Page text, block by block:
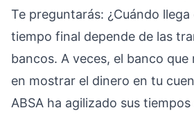
Te preguntarás: ¿Cuándo llega
tiempo final depende de las
bancos. A veces, el banco
en mostrar el dinero en tu
ABSA ha agilizado sus